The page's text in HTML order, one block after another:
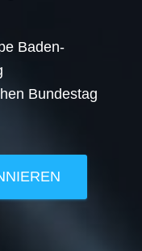
Baden-
Bundestag